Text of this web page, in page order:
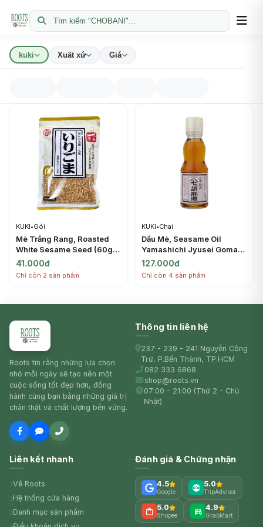
Tìm kiếm "CHOBANI"...
kuki Xuất xứ Giá
KUKI•Gói
Mè Trắng Rang, Roasted
White Sesame Seed (60g) -
KUKI
41.000đ
Chỉ còn 2 sản phẩm
KUKI•Chai
Dầu Mè, Seasame Oil
Yamashichi Jyusei Goma
Abura (170g) - KUKI
127.000đ
Chỉ còn 4 sản phẩm
Roots tin rằng những lựa chọn
nhỏ mỗi ngày sẽ tạo nên một
cuộc sống tốt đẹp hơn, đồng
hành cùng bạn bằng những giá trị
chân thật và chất lượng bền vững.
Thông tin liên hệ
237 - 239 - 241 Nguyễn Công
Trứ, P.Bến Thành, TP.HCM
082 333 6868
shop@roots.vn
07:00 - 21:00 (Thứ 2 - Chủ
Nhật)
Liên kết nhanh
Về Roots
Hệ thống cửa hàng
Danh mục sản phẩm
Đánh giá & Chứng nhận
4.5
Google
5.0
TripAdvisor
5.0
Shopee
4.9
GrabMart